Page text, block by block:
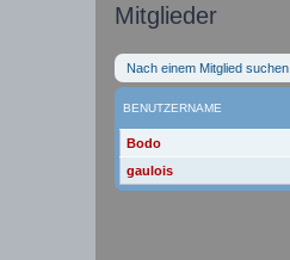
Mitglieder
Nach einem Mitglied suchen
BENUTZERNAME
Bodo
gaulois